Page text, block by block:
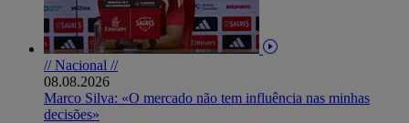
// Nacional //
08.08.2026
Marco Silva: «O mercado não tem influência nas minhas
decisões»